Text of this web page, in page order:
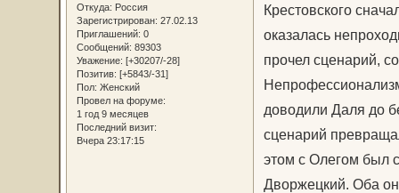
Откуда: Россия
Зарегистрирован: 27.02.13
Приглашений: 0
Сообщений: 89303
Уважение: [+30207/-28]
Позитив: [+5843/-31]
Пол: Женский
Провел на форуме:
1 год 9 месяцев
Последний визит:
Вчера 23:17:15
Крестовского
оказалась
прочел сценарий,
доводили Даля до
сценарий
этом с Олегом был
Дворжецкий. Оба